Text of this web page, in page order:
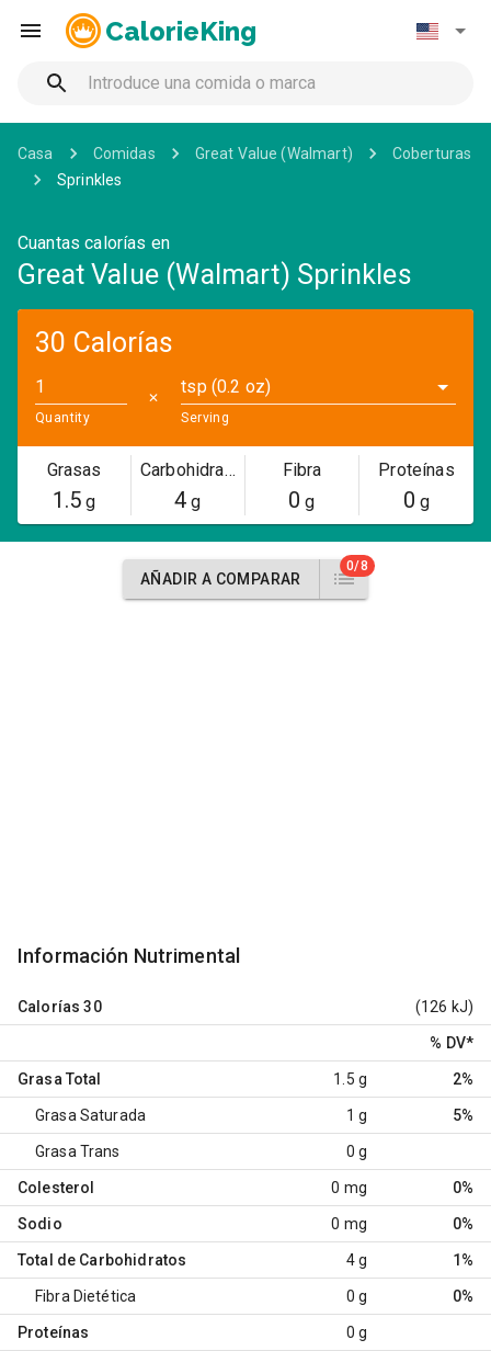
CalorieKing
Casa Comidas Great Value (Walmart)
Coberturas
Sprinkles
Cuantas calorías en
Great Value (Walmart) Sprinkles
30 Calorías
Quantity
✕
tsp (0.2 oz)
Serving
Grasas
1.5g
Carbohidratos
4 g
Fibra
0 g
Proteínas
0 g
AÑADIR A COMPARAR
0/8
Información Nutrimental
Calorías 30 (126 kJ)
% DV*
Grasa Total 1.5 g 2%
Grasa Saturada 1 g 5%
Grasa Trans 0 g
Colesterol 0 mg 0%
Sodio 0 mg 0%
Total de Carbohidratos 4 g 1%
Fibra Dietética 0 g 0%
Proteínas 0 g